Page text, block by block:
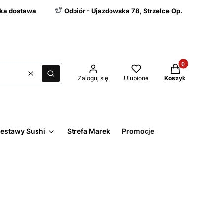
dostawa Odbiór - Ujazdowska 78, Strzelce Op.
WyczyśćSzukaj Zaloguj się Ulubione
Produkty w
Koszyk
Sushi Strefa Marek Promocje